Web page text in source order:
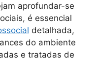
aprofundar-se
é essencial
detalhada,
do ambiente
e tratadas de